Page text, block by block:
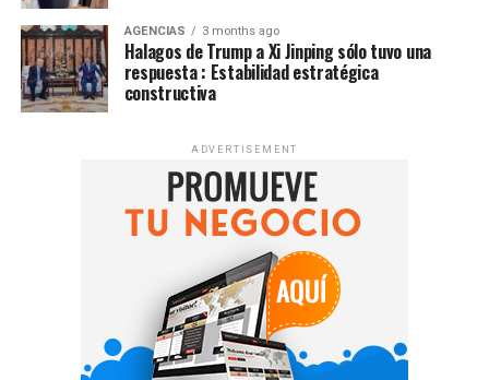
AGENCIAS 3 months ago
Halagos de Trump a Xi Jinping sólo tuvo una
respuesta : Estabilidad estratégica
constructiva
ADVERTISEMENT